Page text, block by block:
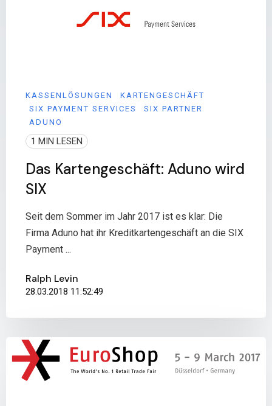
KASSENLÖSUNGEN
KARTENGESCHÄFT
SIX PAYMENT SERVICES
SIX PARTNER
ADUNO
1 MIN LESEN
Das Kartengeschäft: Aduno wird
SIX
Seit dem Sommer im Jahr 2017 ist es klar: Die
Firma Aduno hat ihr Kreditkartengeschäft an die SIX
Payment ...
Ralph Levin
28.03.2018 11:52:49